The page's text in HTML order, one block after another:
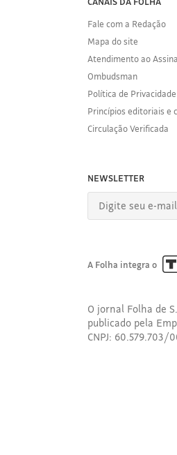
Fale com a Redação
Mapa do site
Atendimento ao
Ombudsman
Política de Privacidade
Princípios editoriais e
Circulação Verificada
NEWSLETTER
A Folha integra o
O jornal Folha de
publicado pela
CNPJ: 60.579.703/